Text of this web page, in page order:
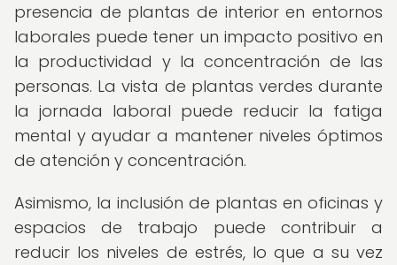
presencia de plantas de interior en entornos
laborales puede tener un impacto positivo en
la productividad y la concentración de las
personas. La vista de plantas verdes durante
la jornada laboral puede reducir la fatiga
mental y ayudar a mantener niveles óptimos
de atención y concentración.
Asimismo, la inclusión de plantas en oficinas y
espacios de trabajo puede contribuir a
reducir los niveles de estrés, lo que a su vez